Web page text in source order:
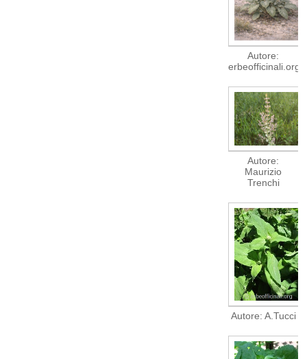
Autore:
erbeofficinali.org
Autore:
Maurizio
Trenchi
Autore: A.Tucci